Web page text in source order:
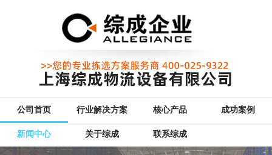
公司首页 行业解决方案 核心产品 成功案例
新闻中心 关于综成 联系综成